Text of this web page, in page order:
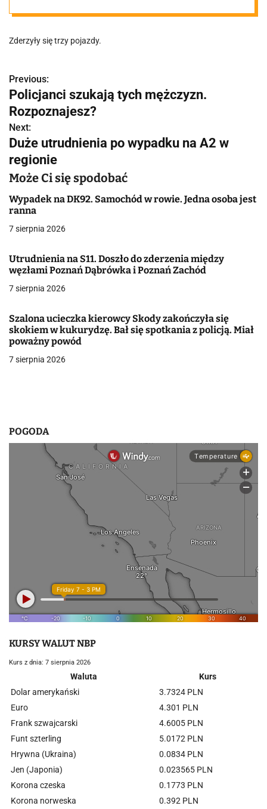
Zderzyły się trzy pojazdy.
N
a
w
i
g
a
c
a
w
i
s
Previous:
Policjanci szukają tych mężczyzn.
Rozpoznajesz?
Next:
Duże utrudnienia po wypadku na A2 w
regionie
Może Ci się spodobać
Wypadek na DK92. Samochód w rowie. Jedna osoba jest
ranna
7 sierpnia 2026
Utrudnienia na S11. Doszło do zderzenia między
węzłami Poznań Dąbrówka i Poznań Zachód
7 sierpnia 2026
Szalona ucieczka kierowcy Skody zakończyła się
skokiem w kukurydzę. Bał się spotkania z policją. Miał
poważny powód
7 sierpnia 2026
POGODA
KURSY WALUT NBP
Kurs z dnia: 7 sierpnia 2026
Waluta
Kurs
Dolar amerykański
3.7324 PLN
Euro
4.301 PLN
Frank szwajcarski
4.6005 PLN
Funt szterling
5.0172 PLN
Hrywna (Ukraina)
0.0834 PLN
Jen (Japonia)
0.023565 PLN
Korona czeska
0.1773 PLN
Korona norweska
0.392 PLN